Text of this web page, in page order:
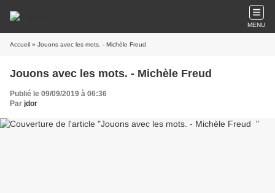
MENU
Accueil » Jouons avec les mots. - Michèle Freud
Jouons avec les mots. - Michèle Freud
Publié le 09/09/2019 à 06:36
Par jdor